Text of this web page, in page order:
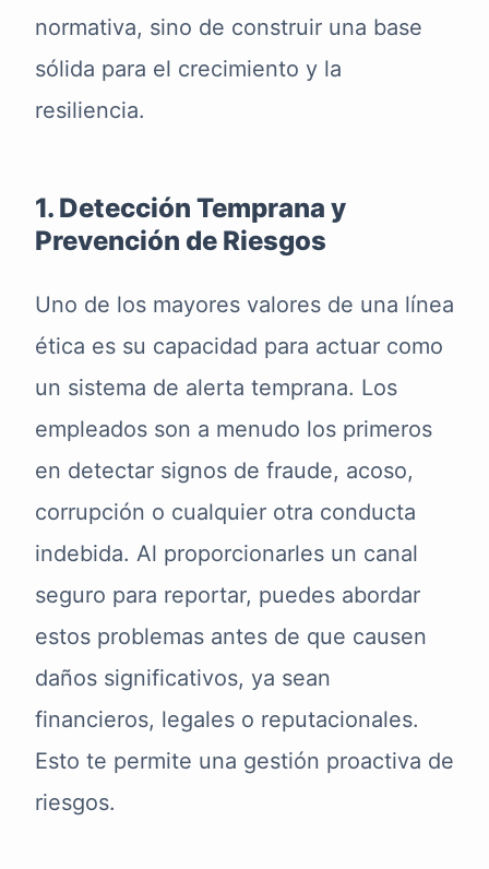
normativa, sino de construir una base
sólida para el crecimiento y la
resiliencia.
1. Detección Temprana y
Prevención de Riesgos
Uno de los mayores valores de una línea
ética es su capacidad para actuar como
un sistema de alerta temprana. Los
empleados son a menudo los primeros
en detectar signos de fraude, acoso,
corrupción o cualquier otra conducta
indebida. Al proporcionarles un canal
seguro para reportar, puedes abordar
estos problemas antes de que causen
daños significativos, ya sean
financieros, legales o reputacionales.
Esto te permite una gestión proactiva de
riesgos.